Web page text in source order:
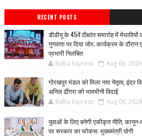
RECENT POSTS
डीडीयू के 45वें दीक्षांत समारोह में मेधावियों
गुणवत्ता पर दिया जोर; कार्यक्रम के दौरान
प्रभारी निलंबित
Ballia Express Aug 06, 2026
गोरखपुर मंडल को मिला नया नेतृत्व, इंद्र
अनिल ढींगरा को भावभीनी विदाई
Ballia Express Aug 06, 2026
युवाओं के लिए बनेगी एकीकृत नीति, कानून-
पर सरकार का फोकस: मुख्यमंत्री योगी